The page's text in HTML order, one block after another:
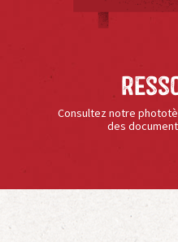
Consultez notre
des